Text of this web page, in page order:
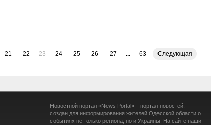
21 22 23 24 25 26 27 ... 63 Следующая
Новостной портал «News Portal» – портал новостей,
создан для информирования жителей Одесской области о
событиях не только региона, но и Украины. На сайте наши